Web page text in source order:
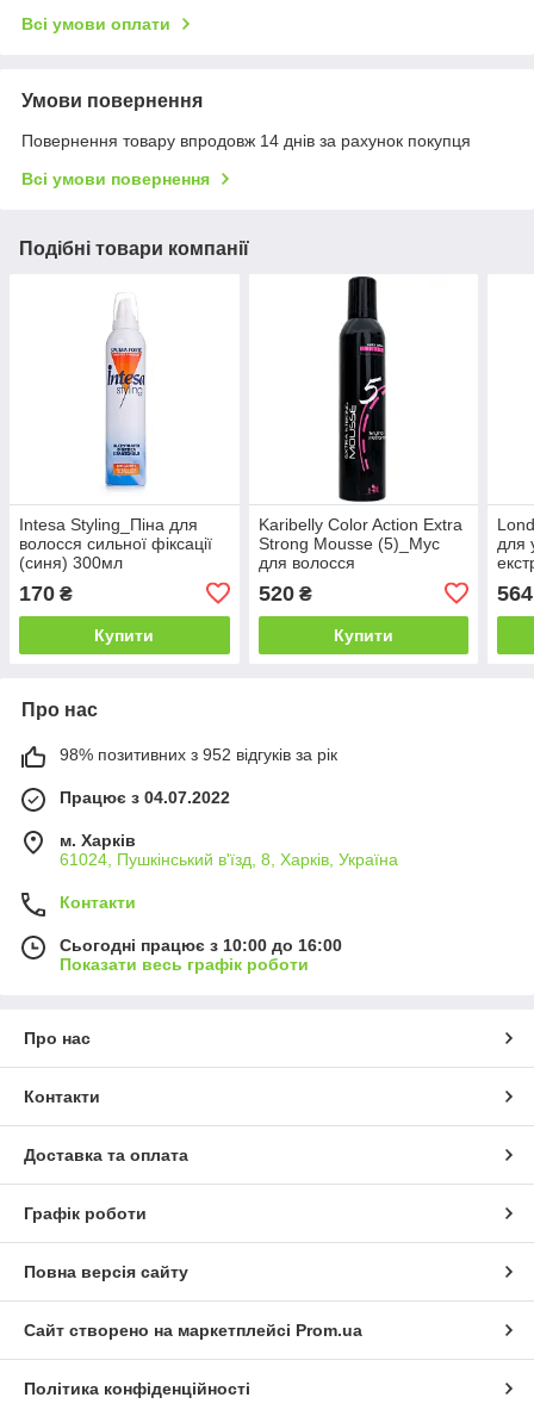
Всі умови оплати
Умови повернення
Повернення товару впродовж 14 днів за рахунок покупця
Всі умови повернення
Подібні товари компанії
Intesa Styling_Піна для
волосся сильної фіксації
(синя) 300мл
170 ₴
Купити
Karibelly Color Action Extra
Strong Mousse (5)_Мус
для волосся
300мл
520₴
Купити
для
564
Про нас
98% позитивних з 952 відгуків за рік
Працює з 04.07.2022
м. Харків
61024, Пушкінський в'їзд, 8, Харків, Україна
Контакти
Сьогодні працює з 10:00 до 16:00
Показати весь графік роботи
Про нас
Контакти
Доставка та оплата
Графік роботи
Повна версія сайту
Сайт створено на маркетплейсі Prom.ua
Політика конфіденційності